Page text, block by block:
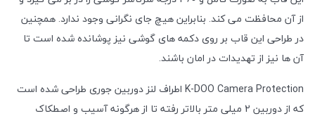
از آن محافظت می کند. بنابراین هیچ جای نگرانی وجود ندارد. همچنین
در طراحی این قاب بر روی دکمه های گوشی نیز پوشانده شده است تا
آن ها نیز از تهدیدات در امان باشند.
K-DOO Camera Protection اطراف لنز دوربین جوری طراحی شده است
که از دوربین 2 میلی متر بالاتر رفته تا از هرگونه آسیب و اصطکاک